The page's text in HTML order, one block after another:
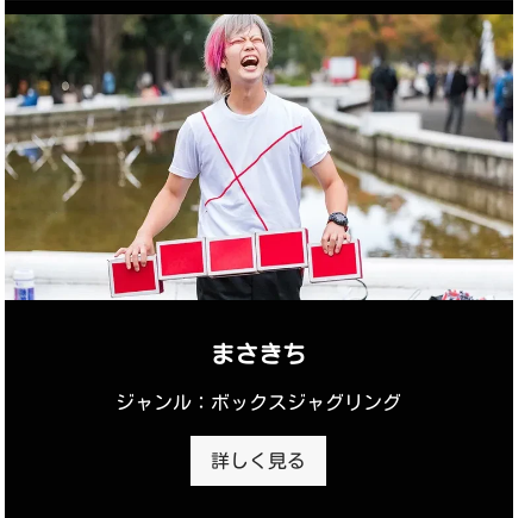
まさきち
ジャンル：ボックスジャグリング
詳しく見る